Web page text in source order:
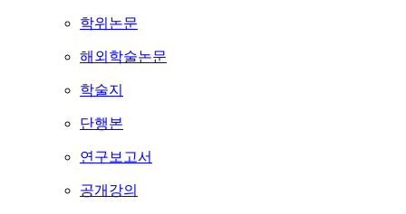
학위논문
해외학술논문
학술지
단행본
연구보고서
공개강의